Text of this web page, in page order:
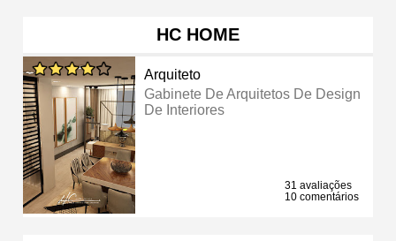
HC HOME
Arquiteto
Gabinete De Arquitetos De Design
De Interiores
31 avaliações
10 comentários